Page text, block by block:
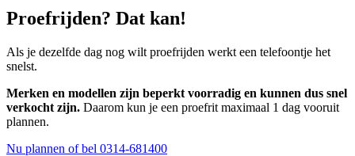
Proefrijden? Dat kan!
Als je dezelfde dag nog wilt proefrijden werkt een telefoontje het
snelst.
Merken en modellen zijn beperkt voorradig en kunnen dus snel
verkocht zijn. Daarom kun je een proefrit maximaal 1 dag vooruit
plannen.
Nu plannen of bel 0314-681400